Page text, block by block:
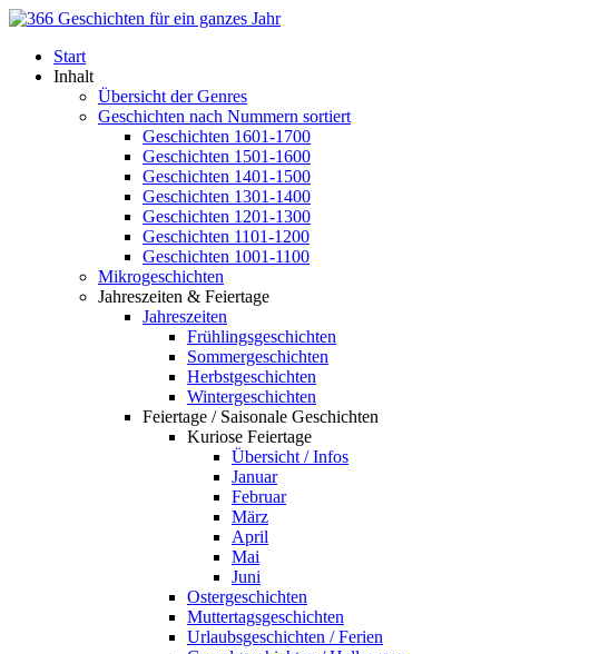
Start
Inhalt
Übersicht der Genres
Geschichten nach Nummern sortiert
Geschichten 1601-1700
Geschichten 1501-1600
Geschichten 1401-1500
Geschichten 1301-1400
Geschichten 1201-1300
Geschichten 1101-1200
Geschichten 1001-1100
Mikrogeschichten
Jahreszeiten & Feiertage
Jahreszeiten
Frühlingsgeschichten
Sommergeschichten
Herbstgeschichten
Wintergeschichten
Feiertage / Saisonale Geschichten
Kuriose Feiertage
Übersicht / Infos
Januar
Februar
März
April
Mai
Juni
Ostergeschichten
Muttertagsgeschichten
Urlaubsgeschichten / Ferien